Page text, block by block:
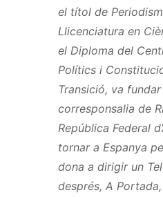
el títol de
Llicenciatura en
el Diploma del
Polítics i
Transició, va fundar
corresponsalia de
República Federal
tornar a Espanya
dona a dirigir un
després, A